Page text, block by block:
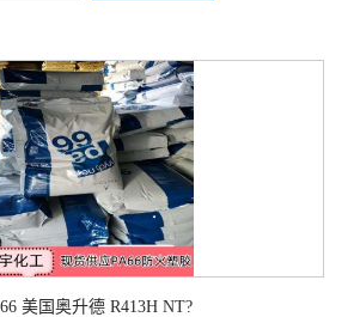
美国奥升德 R413H NT?